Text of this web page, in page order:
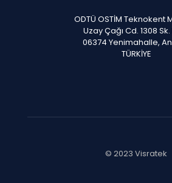
ODTÜ OSTİM Teknokent
Uzay Çağı Cd. 1308
06374 Yenimahalle,
TÜRKİYE
© 2023 Visratek